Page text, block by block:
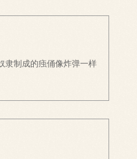
隶制成的痋俑像炸弹一样